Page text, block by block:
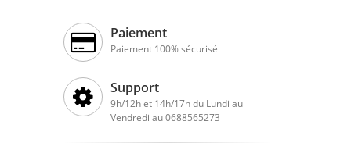
Paiement
Paiement 100% sécurisé
Support
9h/12h et 14h/17h du Lundi au
Vendredi au 0688565273